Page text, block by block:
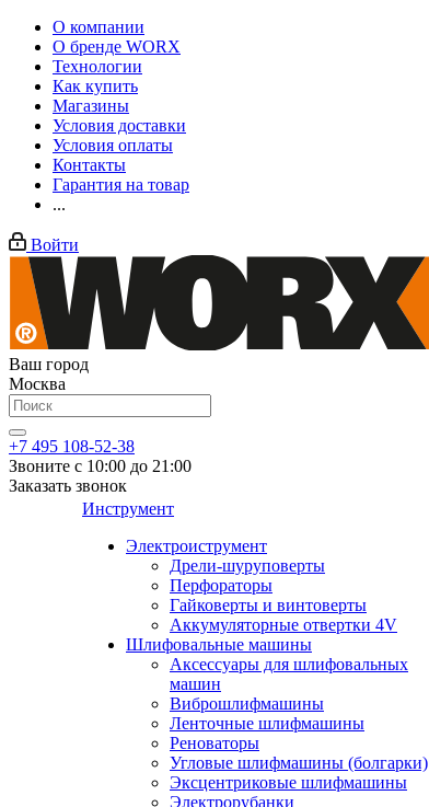
О компании
О бренде WORX
Технологии
Как купить
Магазины
Условия доставки
Условия оплаты
Контакты
Гарантия на товар
...
Войти
Ваш город
Москва
+7 495 108-52-38
Звоните с 10:00 до 21:00
Заказать звонок
Инструмент
Электроиструмент
Дрели-шуруповерты
Перфораторы
Гайковерты и винтоверты
Аккумуляторные отвертки 4V
Шлифовальные машины
Аксессуары для шлифовальных
машин
Виброшлифмашины
Ленточные шлифмашины
Реноваторы
Угловые шлифмашины (болгарки)
Эксцентриковые шлифмашины
Электрорубанки